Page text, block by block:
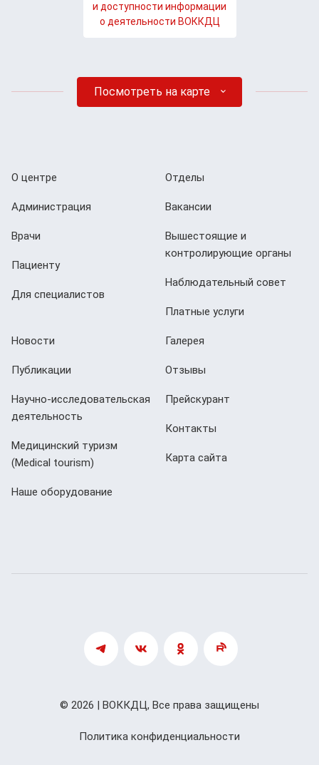
и доступности информации
о деятельности ВОККДЦ
Посмотреть на карте
О центре
Администрация
Врачи
Пациенту
Для специалистов
Отделы
Вакансии
Вышестоящие и
контролирующие органы
Наблюдательный совет
Платные услуги
Новости
Публикации
Научно-исследовательская
деятельность
Медицинский туризм
(Мedical tourism)
Наше оборудование
Галерея
Отзывы
Прейскурант
Контакты
Карта сайта
Политика конфиденциальности
© 2026 | ВОККДЦ, Все права защищены